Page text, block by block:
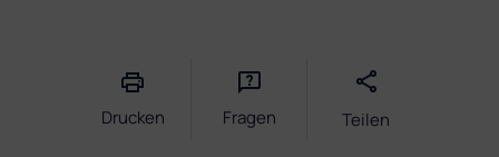
Drucken Fragen Teilen